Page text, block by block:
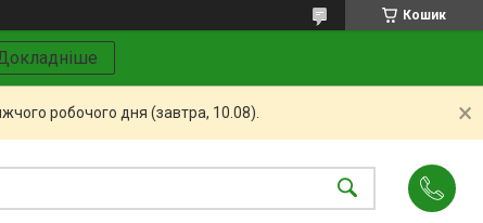
Кошик
робочого дня (завтра, 10.08).